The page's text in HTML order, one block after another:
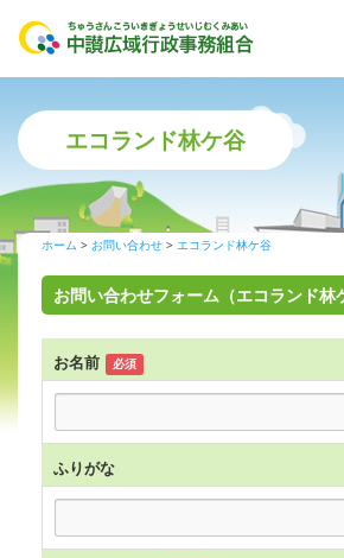
エコランド林ケ谷
ホーム お問い合わせ エコランド林ケ谷
お問い合わせフォーム（エコランド林
お名前 必須
ふりがな